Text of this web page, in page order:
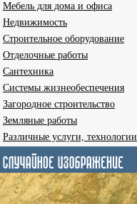
Мебель для дома и офиса
Недвижимость
Строительное оборудование
Отделочные работы
Сантехника
Системы жизнеобеспечения
Загородное строительство
Земляные работы
Различные услуги, технологии